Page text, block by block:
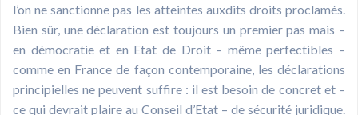
l’on ne sanctionne pas les atteintes auxdits droits proclamés.
Bien sûr, une déclaration est toujours un premier pas mais –
en démocratie et en Etat de Droit – même perfectibles –
comme en France de façon contemporaine, les déclarations
principielles ne peuvent suffire : il est besoin de concret et –
ce qui devrait plaire au Conseil d’Etat – de sécurité juridique.